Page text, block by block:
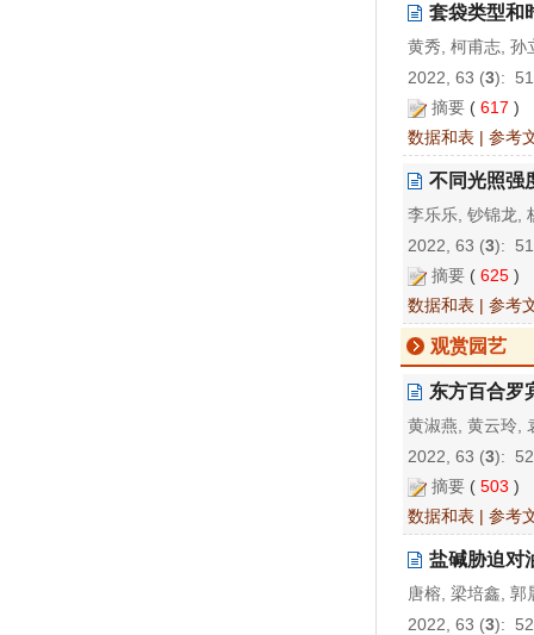
套袋类型和
黄秀, 柯甫志, 孙
2022, 63 (3):
摘要 ( 617 )
数据和表 | 参考
不同光照强
李乐乐, 钞锦龙,
2022, 63 (3):
摘要 ( 625 )
数据和表 | 参考
观赏园艺
东方百合罗
黄淑燕, 黄云玲,
2022, 63 (3):
摘要 ( 503 )
数据和表 | 参考
盐碱胁迫对
唐榕, 梁培鑫,
2022, 63 (3):